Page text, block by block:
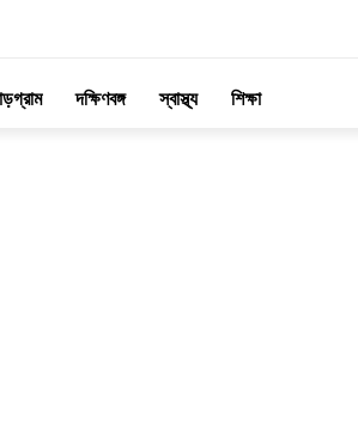
দক্ষিণবঙ্গ স্বাস্থ্য শিক্ষা